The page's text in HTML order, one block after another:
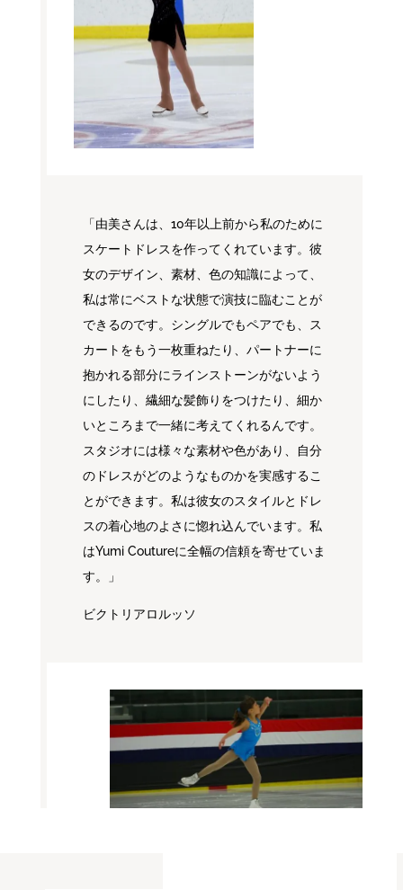
「由美さんは、10年以上前から私のために
スケートドレスを作ってくれています。彼
女のデザイン、素材、色の知識によって、
私は常にベストな状態で演技に臨むことが
できるのです。シングルでもペアでも、ス
カートをもう一枚重ねたり、パートナーに
抱かれる部分にラインストーンがないよう
にしたり、繊細な髪飾りをつけたり、細か
いところまで一緒に考えてくれるんです。
スタジオには様々な素材や色があり、自分
のドレスがどのようなものかを実感するこ
とができます。私は彼女のスタイルとドレ
スの着心地のよさに惚れ込んでいます。私
はYumi Coutureに全幅の信頼を寄せていま
す。」
ビクトリアロルッソ